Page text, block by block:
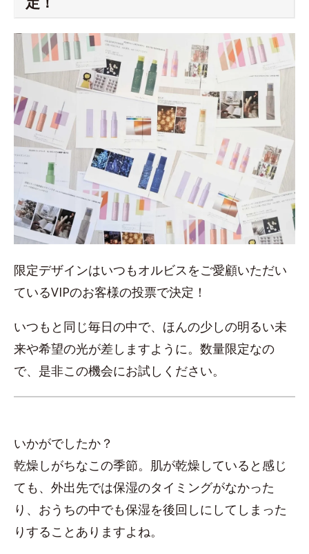
限定デザインはいつもオルビスをご愛顧いただい
ているVIPのお客様の投票で決定！
いつもと同じ毎日の中で、ほんの少しの明るい未
来や希望の光が差しますように。数量限定なの
で、是非この機会にお試しください。
いかがでしたか？
乾燥しがちなこの季節。肌が乾燥していると感じ
ても、外出先では保湿のタイミングがなかった
り、おうちの中でも保湿を後回しにしてしまった
りすることありますよね。